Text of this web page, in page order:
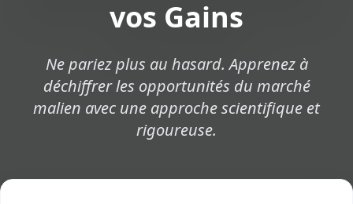
vos Gains
Ne pariez plus au hasard. Apprenez à
déchiffrer les opportunités du marché
malien avec une approche scientifique et
rigoureuse.